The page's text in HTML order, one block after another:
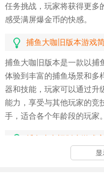
任务挑战，玩家将获得更多
感受满屏爆金币的快感。
捕鱼大咖旧版本游戏
捕鱼大咖旧版本是一款以捕
体验到丰富的捕鱼场景和多
器和技能，玩家可以通过升
能力，享受与其他玩家的竞
手，适合各个年龄段的玩家。
游戏采用了多样化的鱼类设